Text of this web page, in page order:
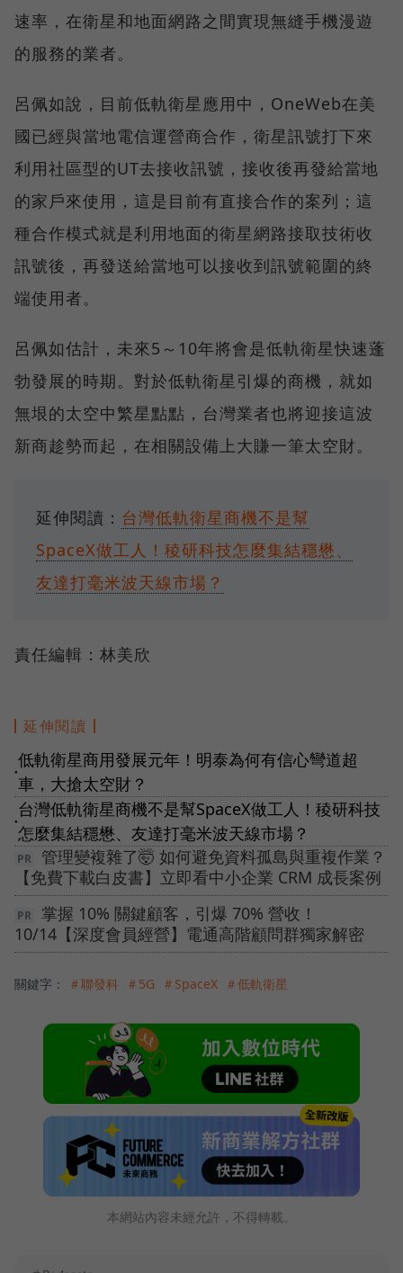
速率，在衛星和地面網路之間實現無縫手機漫遊
的服務的業者。
呂佩如說，目前低軌衛星應用中，OneWeb在美
國已經與當地電信運營商合作，衛星訊號打下來
利用社區型的UT去接收訊號，接收後再發給當地
的家戶來使用，這是目前有直接合作的案列；這
種合作模式就是利用地面的衛星網路接取技術收
訊號後，再發送給當地可以接收到訊號範圍的終
端使用者。
呂佩如估計，未來5～10年將會是低軌衛星快速蓬
勃發展的時期。對於低軌衛星引爆的商機，就如
無垠的太空中繁星點點，台灣業者也將迎接這波
新商趁勢而起，在相關設備上大賺一筆太空財。
延伸閱讀： 台灣低軌衛星商機不是幫
SpaceX做工人！稜研科技怎麼集結穩懋、
友達打毫米波天線市場？
責任編輯：林美欣
延伸閱讀
●
低軌衛星商用發展元年！明泰為何有信心彎道超
車，大搶太空財？
●
台灣低軌衛星商機不是幫SpaceX做工人！稜研科技
怎麼集結穩懋、友達打毫米波天線市場？
管理變複雜了🤯 如何避免資料孤島與重複作業？
【免費下載白皮書】立即看中小企業 CRM 成長案例
掌握 10% 關鍵顧客，引爆 70% 營收！
10/14【深度會員經營】電通高階顧問群獨家解密
關鍵字： ＃聯發科 ＃5G ＃SpaceX ＃低軌衛星
本網站內容未經允許，不得轉載。